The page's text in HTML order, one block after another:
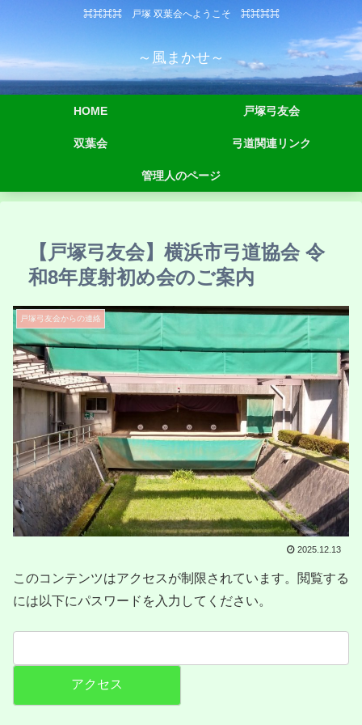
⌘⌘⌘⌘ 戸塚 双葉会へようこそ ⌘⌘⌘⌘
～風まかせ～
HOME 戸塚弓友会
双葉会 弓道関連リンク
管理人のページ
【戸塚弓友会】横浜市弓道協会 令
和8年度射初め会のご案内
戸塚弓友会からの連絡
2025.12.13
このコンテンツはアクセスが制限されています。閲覧する
には以下にパスワードを入力してください。